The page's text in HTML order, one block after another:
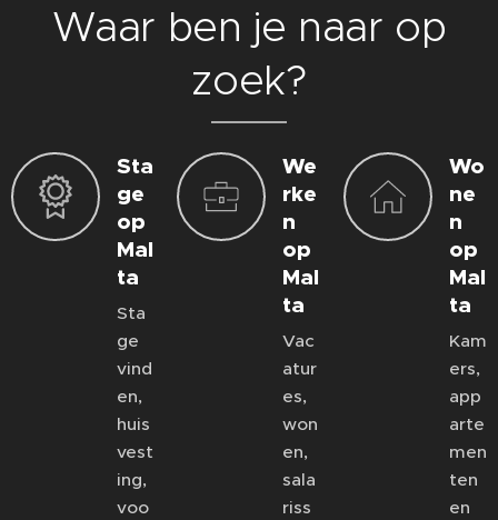
Waar ben je naar op
zoek?
Sta
ge
op
Mal
ta
Sta
ge
vind
en,
huis
vest
ing,
voo
We
rke
n
op
Mal
ta
Vac
atur
es,
won
en,
sala
riss
Wo
ne
n
op
Mal
ta
Kam
ers,
app
arte
men
ten
en